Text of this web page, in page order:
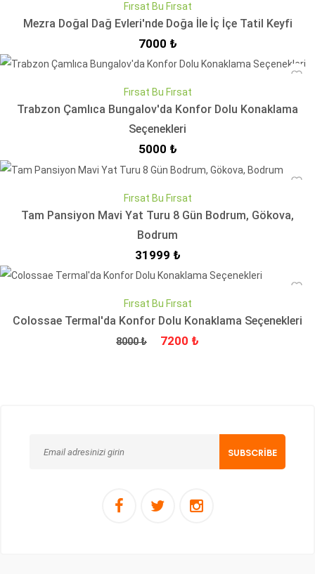
Fırsat Bu Fırsat
Mezra Doğal Dağ Evleri'nde Doğa İle İç İçe Tatil Keyfi
İndirimli Fiyat
7000 ₺
Fırsat Bu Fırsat
Trabzon Çamlıca Bungalov'da Konfor Dolu Konaklama
Seçenekleri
İndirimli Fiyat
5000 ₺
Fırsat Bu Fırsat
Tam Pansiyon Mavi Yat Turu 8 Gün Bodrum, Gökova,
Bodrum
İndirimli Fiyat
31999 ₺
Fırsat Bu Fırsat
Colossae Termal'da Konfor Dolu Konaklama Seçenekleri
Fiyat
8000 ₺ İndirimli Fiyat
7200 ₺